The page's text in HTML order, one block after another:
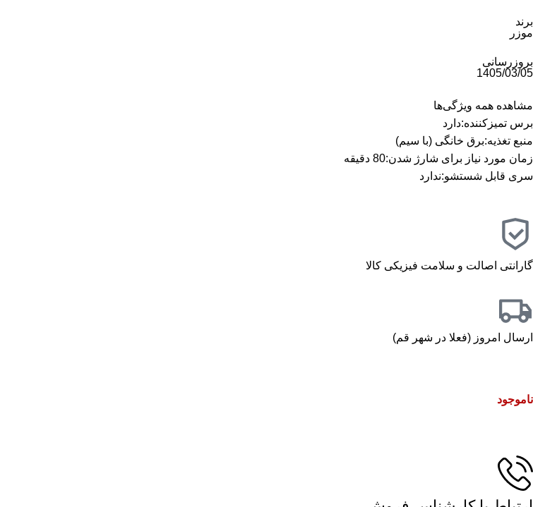
برند
موزر
بروزرسانی
1405/03/05
مشاهده همه ویژگی‌ها
برس تمیزکننده:دارد
منبع تغذیه:برق خانگی (با سیم)
زمان مورد نیاز برای شارژ شدن:80 دقیقه
سری قابل شستشو:ندارد
گارانتی اصالت و سلامت فیزیکی کالا
ارسال امروز (فعلا در شهر قم)
ناموجود